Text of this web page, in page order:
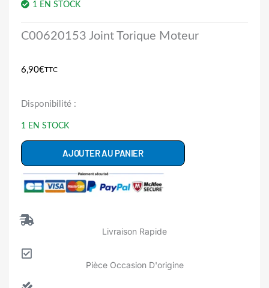
1 EN STOCK
C00620153 Joint Torique Moteur
6,90€TTC
Disponibilité :
1 EN STOCK
quantité
de
Rond
Torique
Sèche
AJOUTER AU PANIER
Livraison Rapide
Pièce Occasion D'origine